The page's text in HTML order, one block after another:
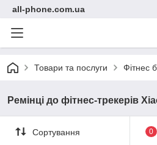
all-phone.com.ua
Товари та послуги Фітнес
Ремінці до фітнес-трекерів
Сортування 0